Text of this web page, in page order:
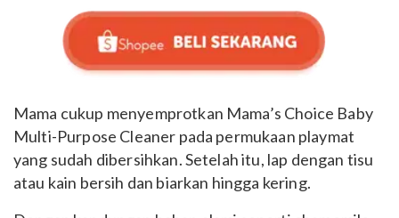
Mama cukup menyemprotkan Mama’s Choice Baby
Multi-Purpose Cleaner pada permukaan playmat
yang sudah dibersihkan. Setelah itu, lap dengan tisu
atau kain bersih dan biarkan hingga kering.